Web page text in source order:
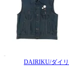
DAIRIKU/ダイリ